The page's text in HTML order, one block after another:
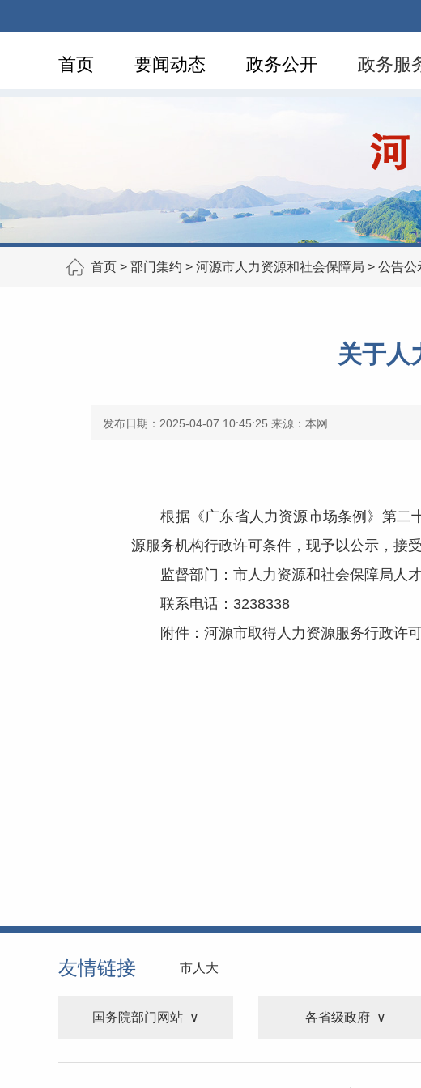
首页 要闻动态 政务公开 政务服
首页 > 部门集约 > 河源市人力资源和社会保障局 > 公告公
关于人
发布日期：2025-04-07 10:45:25 来源：本网
根据《广东省人力资源市场条例》第二十
源服务机构行政许可条件，现予以公示，接
监督部门：市人力资源和社会保障局人
联系电话：3238338
附件：河源市取得人力资源服务行政许
友情链接 市人大
国务院部门网站 各省级政府